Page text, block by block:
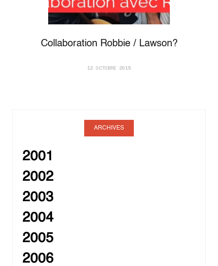
Collaboration Robbie / Lawson?
12 OCTOBRE 2015
ARCHIVES
2001
2002
2003
2004
2005
2006